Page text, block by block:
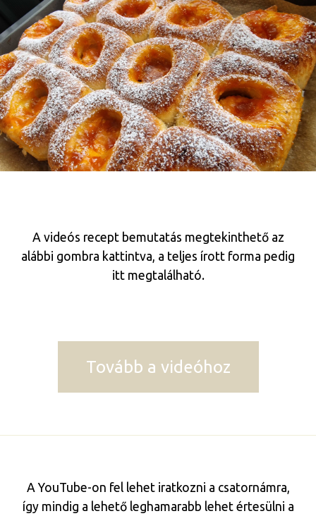
A videós recept bemutatás megtekinthető az
alábbi gombra kattintva, a teljes írott forma pedig
itt megtalálható.
Tovább a videóhoz
A YouTube-on fel lehet iratkozni a csatornámra,
így mindig a lehető leghamarabb lehet értesülni a